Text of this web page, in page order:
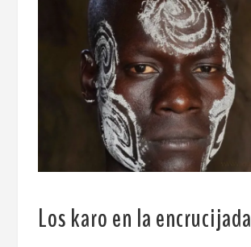
Los karo en la encrucijada